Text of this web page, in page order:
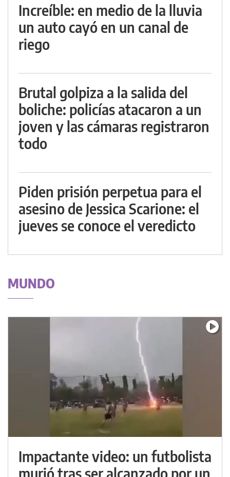
Increíble: en medio de la lluvia
un auto cayó en un canal de
riego
Brutal golpiza a la salida del
boliche: policías atacaron a un
joven y las cámaras registraron
todo
Piden prisión perpetua para el
asesino de Jessica Scarione: el
jueves se conoce el veredicto
MUNDO
Impactante video: un futbolista
murió tras ser alcanzado por un